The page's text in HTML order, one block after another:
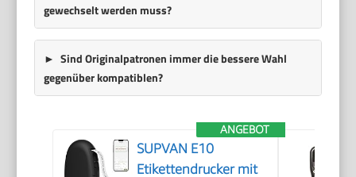
gewechselt werden muss?
Sind Originalpatronen immer die bessere Wahl
gegenüber kompatiblen?
ANGEBOT
SUPVAN E10
Etikettendrucker mit